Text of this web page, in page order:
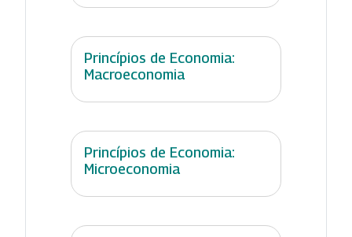
Princípios de Economia:
Macroeconomia
Princípios de Economia:
Microeconomia